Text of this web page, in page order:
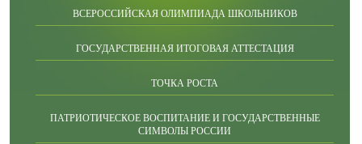
ВСЕРОССИЙСКАЯ ОЛИМПИАДА ШКОЛЬНИКОВ
ГОСУДАРСТВЕННАЯ ИТОГОВАЯ АТТЕСТАЦИЯ
ТОЧКА РОСТА
ПАТРИОТИЧЕСКОЕ ВОСПИТАНИЕ И ГОСУДАРСТВЕННЫЕ
СИМВОЛЫ РОССИИ